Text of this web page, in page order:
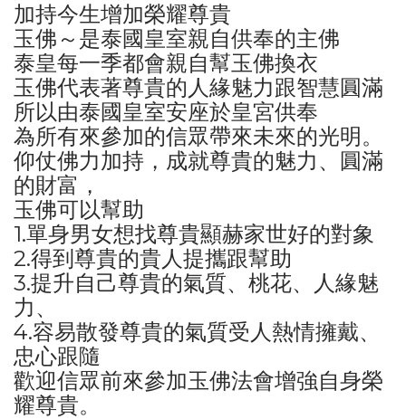
加持今生增加榮耀尊貴
玉佛～是泰國皇室親自供奉的主佛
泰皇每一季都會親自幫玉佛換衣
玉佛代表著尊貴的人緣魅力跟智慧圓滿
所以由泰國皇室安座於皇宮供奉
為所有來參加的信眾帶來未來的光明。
仰仗佛力加持，成就尊貴的魅力、圓滿
的財富，
玉佛可以幫助
1.單身男女想找尊貴顯赫家世好的對象
2.得到尊貴的貴人提攜跟幫助
3.提升自己尊貴的氣質、桃花、人緣魅
力、
4.容易散發尊貴的氣質受人熱情擁戴、
忠心跟隨
歡迎信眾前來參加玉佛法會增強自身榮
耀尊貴。